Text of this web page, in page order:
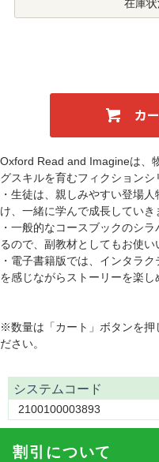
在庫
Oxford Read and Imagineは、
グスキルを育むフィクションシ
・生徒は、親しみやすい登場
け、一緒に学んで成長していき
・一般的なコースブックのシ
るので、副教材としてもお使い
・電子書籍版では、インタラ
を感じながらストーリーを楽し
※数量は「カート」ボタンを押
ださい。
システムコード
2100100003893
割引 について